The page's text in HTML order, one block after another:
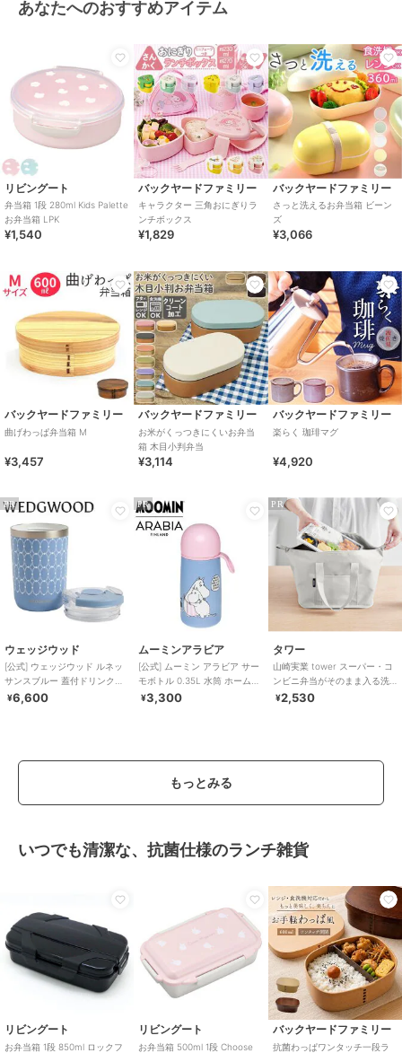
あなたへのおすすめアイテム
リビングート
弁当箱 1段 280ml Kids Palette
お弁当箱 LPK
¥1,540
バックヤードファミリー
キャラクター 三角おにぎりラ
ンチボックス
¥1,829
バックヤードファミリー
さっと洗えるお弁当箱 ビーン
ズ
¥3,066
バックヤードファミリー
曲げわっぱ弁当箱 M
¥3,457
バックヤードファミリー
お米がくっつきにくいお弁当
箱 木目小判弁当
¥3,114
バックヤードファミリー
楽らく 珈琲マグ
¥4,920
PR
ウェッジウッド
[公式] ウェッジウッド ルネッ
サンスブルー 蓋付ドリンクタ
ンブラー
¥6,600
PR
ムーミンアラビア
[公式] ムーミン アラビア サー
モボトル 0.35L 水筒 ホームア
ットラスト
¥3,300
PR
タワー
山崎実業 tower スーパー・コ
ンビニ弁当がそのまま入る洗
えるお弁当バッグ タワー
¥2,530
もっとみる
いつでも清潔な、抗菌仕様のランチ雑貨
リビングート
お弁当箱 1段 850ml ロックフ
リビングート
お弁当箱 500ml 1段 Choose
バックヤードファミリー
抗菌わっぱワンタッチ一段ラ